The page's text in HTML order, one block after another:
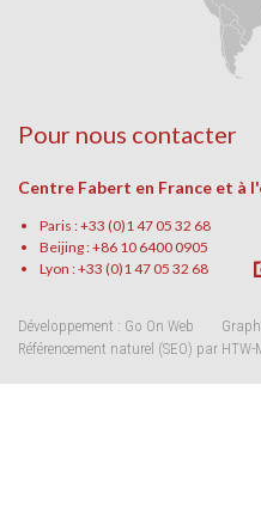
Pour nous contacter
Centre Fabert en France et à
Paris : +33 (0)1 47 05 32 68
Beijing : +86 10 6400 0905
Lyon : +33 (0)1 47 05 32 68
Développement : Go On Web
Référencement naturel (SEO) par